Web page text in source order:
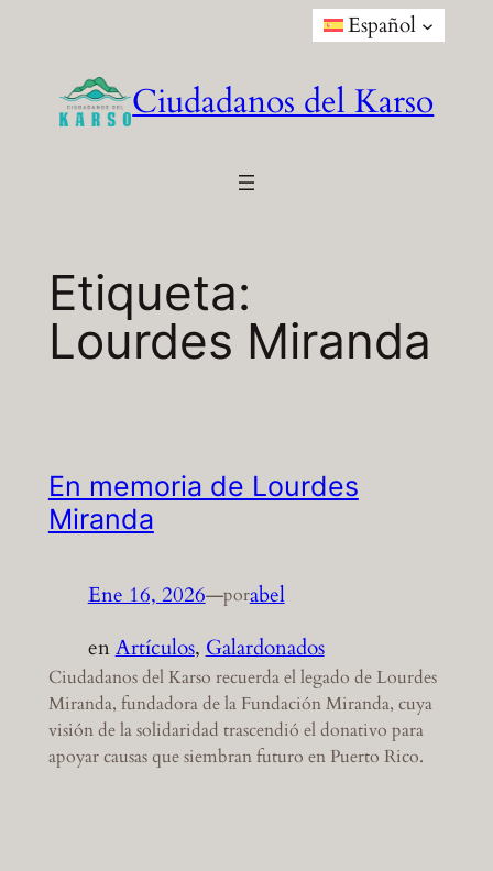
contenido
Español
Ciudadanos del Karso
Etiqueta:
Lourdes Miranda
En memoria de Lourdes
Miranda
Ene 16, 2026—porabel
enArtículos, Galardonados
Ciudadanos del Karso recuerda el legado de Lourdes
Miranda, fundadora de la Fundación Miranda, cuya
visión de la solidaridad trascendió el donativo para
apoyar causas que siembran futuro en Puerto Rico.